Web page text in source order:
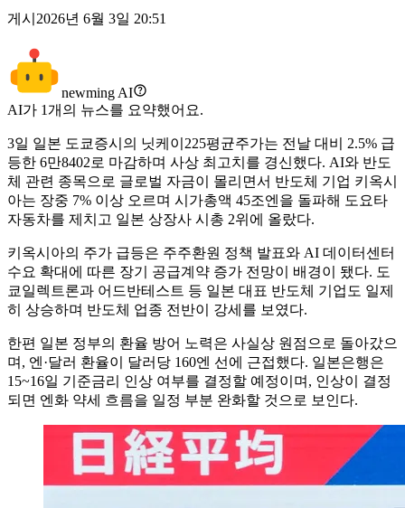
게시 2026년 6월 3일 20:51
newming AI
AI가 1개의 뉴스를 요약했어요.
3일 일본 도쿄증시의 닛케이225평균주가는 전날 대비 2.5% 급
등한 6만8402로 마감하며 사상 최고치를 경신했다. AI와 반도
체 관련 종목으로 글로벌 자금이 몰리면서 반도체 기업 키옥시
아는 장중 7% 이상 오르며 시가총액 45조엔을 돌파해 도요타
자동차를 제치고 일본 상장사 시총 2위에 올랐다.
키옥시아의 주가 급등은 주주환원 정책 발표와 AI 데이터센터
수요 확대에 따른 장기 공급계약 증가 전망이 배경이 됐다. 도
쿄일렉트론과 어드반테스트 등 일본 대표 반도체 기업도 일제
히 상승하며 반도체 업종 전반이 강세를 보였다.
한편 일본 정부의 환율 방어 노력은 사실상 원점으로 돌아갔으
며, 엔·달러 환율이 달러당 160엔 선에 근접했다. 일본은행은
15~16일 기준금리 인상 여부를 결정할 예정이며, 인상이 결정
되면 엔화 약세 흐름을 일정 부분 완화할 것으로 보인다.